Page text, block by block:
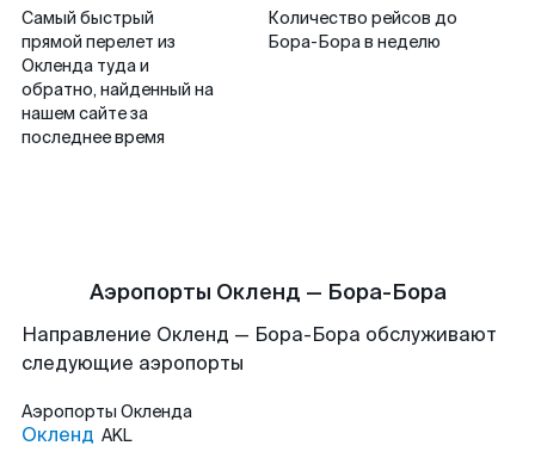
Самый быстрый
прямой перелет из
Окленда туда и
обратно, найденный на
нашем сайте за
последнее время
Количество рейсов до
Бора-Бора в неделю
Аэропорты Окленд — Бора-Бора
Направление Окленд — Бора-Бора обслуживают
следующие аэропорты
Аэропорты Окленда
Окленд AKL